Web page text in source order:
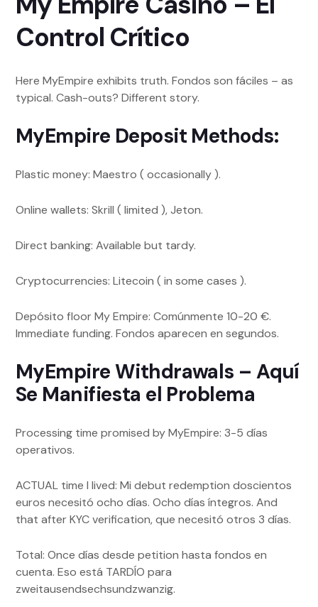
Control Crítico
Here MyEmpire exhibits truth. Fondos son fáciles – as
typical. Cash-outs? Different story.
MyEmpire Deposit Methods:
Plastic money: Maestro ( occasionally ).
Online wallets: Skrill ( limited ), Jeton.
Direct banking: Available but tardy.
Cryptocurrencies: Litecoin ( in some cases ).
Depósito floor My Empire: Comúnmente 10-20 €.
Immediate funding. Fondos aparecen en segundos.
MyEmpire Withdrawals – Aquí
Se Manifiesta el Problema
Processing time promised by MyEmpire: 3-5 días
operativos.
ACTUAL time I lived: Mi debut redemption doscientos
euros necesitó ocho días. Ocho días íntegros. And
that after KYC verification, que necesitó otros 3 días.
Total: Once días desde petition hasta fondos en
cuenta. Eso está TARDÍO para
zweitausendsechsundzwanzig.